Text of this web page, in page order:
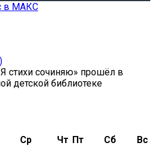
в МАКС
стихи сочиняю» прошёл в
детской библиотеке
Ср Чт Пт Сб
Вс